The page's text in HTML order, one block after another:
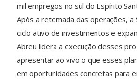
mil empregos no sul do Espírito
Após a retomada das operações, a
ciclo ativo de investimentos e
Abreu lidera a execução desses
apresentar ao vivo o que esses
em oportunidades concretas para